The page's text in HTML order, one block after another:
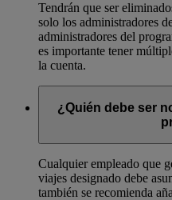
Tendrán que ser
solo los administradores
administradores del
es importante tener
la cuenta.
¿Quién debe ser
Cualquier empleado que
viajes designado debe
también se recomienda